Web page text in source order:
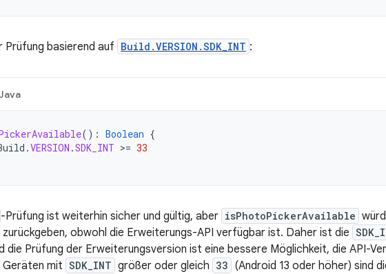
Prüfung basierend auf Build.VERSION.SDK_INT :
(): Boolean {
.VERSION .SDK_INT >= 33
-Prüfung ist weiterhin sicher und gültig, aber isPhotoPickerAvailable
obwohl die Erweiterungs-API verfügbar ist. Daher ist die
die Prüfung der Erweiterungsversion ist eine bessere Möglichkeit, die API-
Geräten mit SDK_INT größer oder gleich 33 (Android 13 oder höher) sind